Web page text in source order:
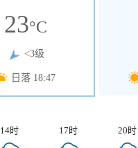
23°C
<3级
日落 18:47
14时 17时 20时